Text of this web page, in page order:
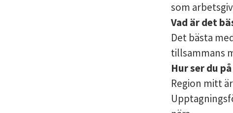
som
Vad är det
Det bästa
tillsammans
Hur ser du
Region mitt